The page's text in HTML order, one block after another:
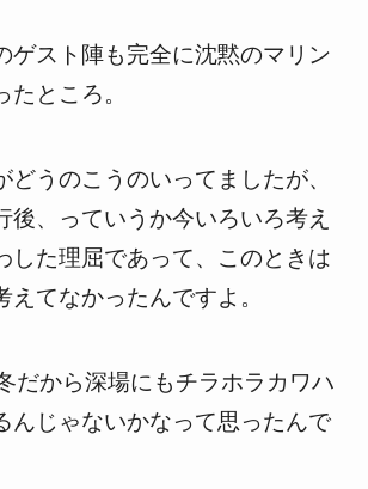
ゲスト陣も完全に沈黙のマリン
ところ。
どうのこうのいってましたが、
後、っていうか今いろいろ考え
した理屈であって、このときは
えてなかったんですよ。
だから深場にもチラホラカワハ
んじゃないかなって思ったんで